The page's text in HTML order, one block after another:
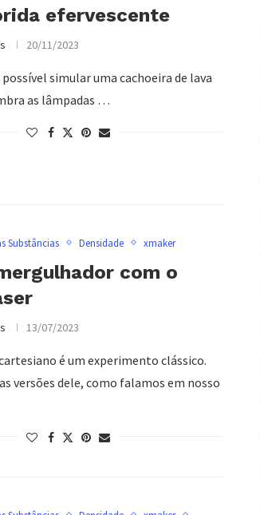
efervescente
20/11/2023
possível simular uma cachoeira de lava
as lâmpadas …
Substâncias Densidade xmaker
com o
13/07/2023
é um experimento clássico.
versões dele, como falamos em nosso